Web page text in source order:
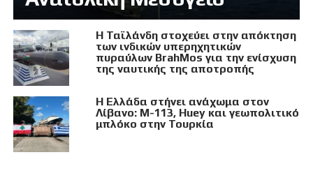
Η Ταϊλάνδη στοχεύει στην απόκτηση
των ινδικών υπερηχητικών
πυραύλων BrahMos για την ενίσχυση
της ναυτικής της αποτροπής
Η Ελλάδα στήνει ανάχωμα στον
Λίβανο: M-113, Huey και γεωπολιτικό
μπλόκο στην Τουρκία